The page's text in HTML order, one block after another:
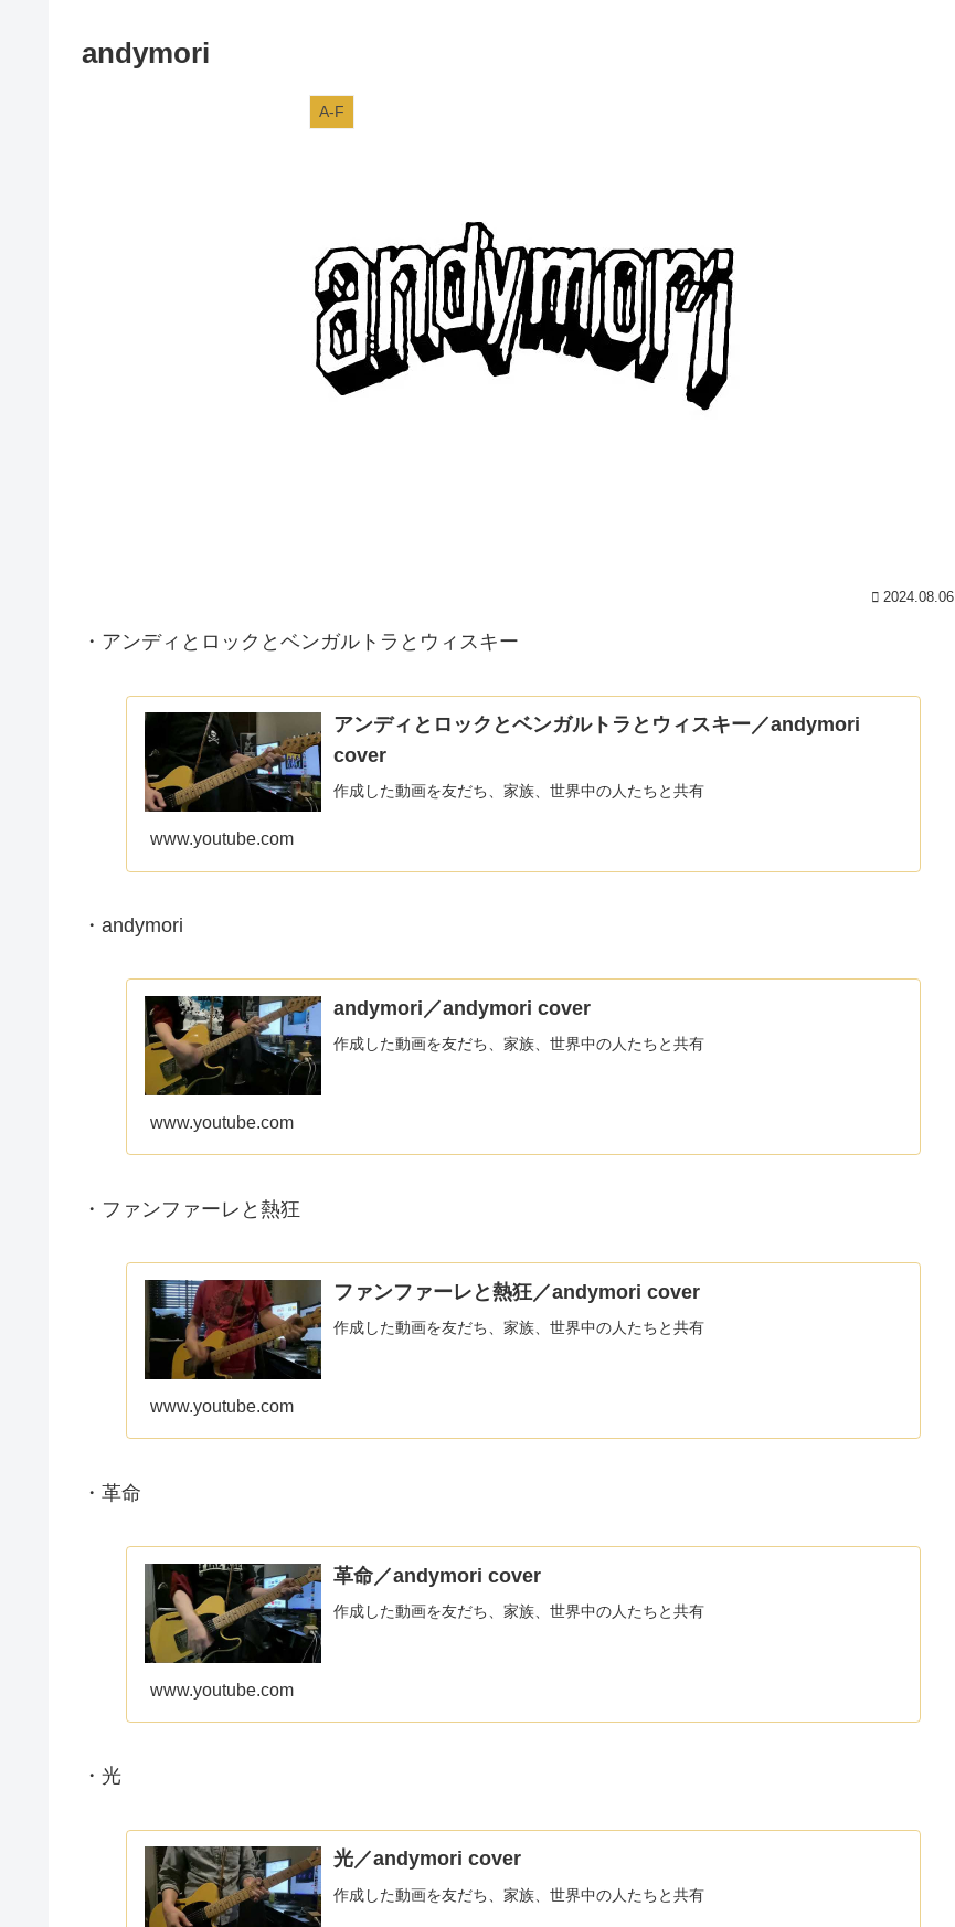
andymori
A-F
2024.08.06
・アンディとロックとベンガルトラとウィスキー
アンディとロックとベンガルトラとウィスキー／andymori
cover
作成した動画を友だち、家族、世界中の人たちと共有
www.youtube.com
・andymori
andymori／andymori cover
作成した動画を友だち、家族、世界中の人たちと共有
www.youtube.com
・ファンファーレと熱狂
ファンファーレと熱狂／andymori cover
作成した動画を友だち、家族、世界中の人たちと共有
www.youtube.com
・革命
革命／andymori cover
作成した動画を友だち、家族、世界中の人たちと共有
www.youtube.com
・光
光／andymori cover
作成した動画を友だち、家族、世界中の人たちと共有